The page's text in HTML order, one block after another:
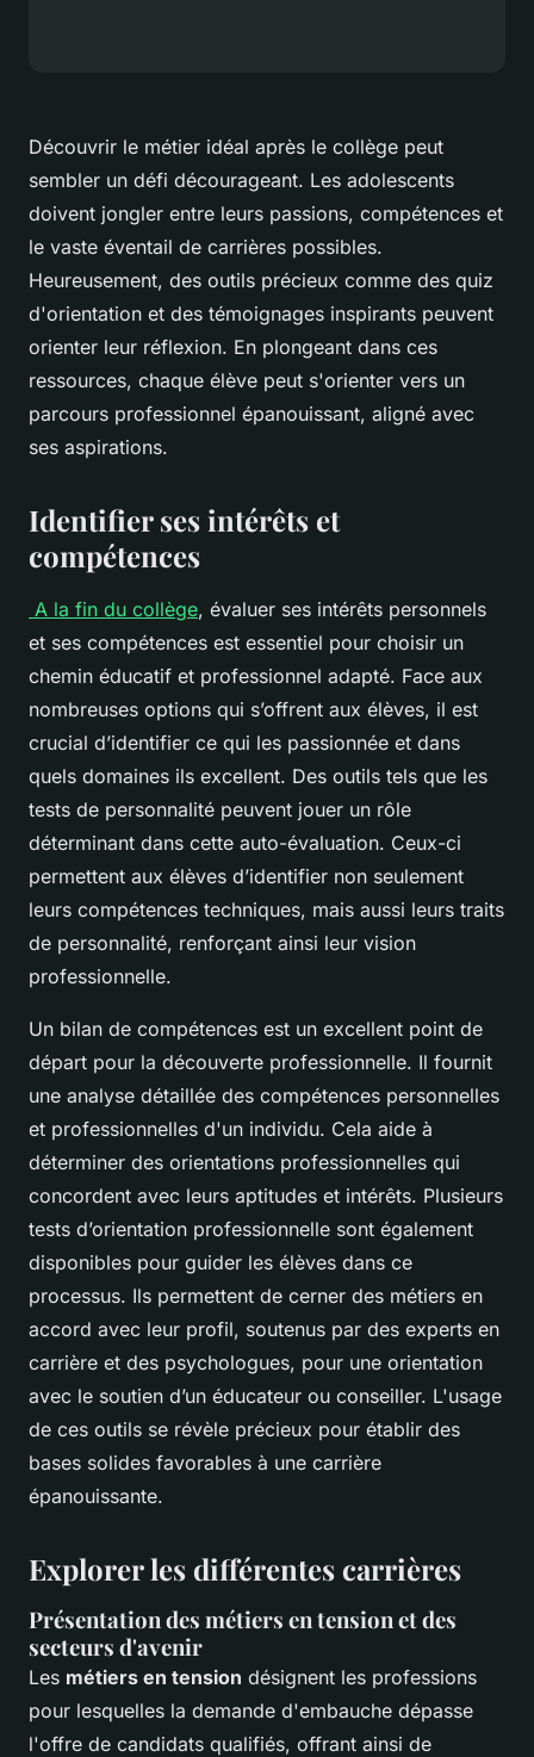
Découvrir le métier idéal après le collège peut
sembler un défi décourageant. Les adolescents
doivent jongler entre leurs passions, compétences et
le vaste éventail de carrières possibles.
Heureusement, des outils précieux comme des quiz
d'orientation et des témoignages inspirants peuvent
orienter leur réflexion. En plongeant dans ces
ressources, chaque élève peut s'orienter vers un
parcours professionnel épanouissant, aligné avec
ses aspirations.
Identifier ses intérêts et
compétences
A la fin du collège, évaluer ses intérêts personnels
et ses compétences est essentiel pour choisir un
chemin éducatif et professionnel adapté. Face aux
nombreuses options qui s’offrent aux élèves, il est
crucial d’identifier ce qui les passionnée et dans
quels domaines ils excellent. Des outils tels que les
tests de personnalité peuvent jouer un rôle
déterminant dans cette auto-évaluation. Ceux-ci
permettent aux élèves d’identifier non seulement
leurs compétences techniques, mais aussi leurs traits
de personnalité, renforçant ainsi leur vision
professionnelle.
Un bilan de compétences est un excellent point de
départ pour la découverte professionnelle. Il fournit
une analyse détaillée des compétences personnelles
et professionnelles d'un individu. Cela aide à
déterminer des orientations professionnelles qui
concordent avec leurs aptitudes et intérêts. Plusieurs
tests d’orientation professionnelle sont également
disponibles pour guider les élèves dans ce
processus. Ils permettent de cerner des métiers en
accord avec leur profil, soutenus par des experts en
carrière et des psychologues, pour une orientation
avec le soutien d’un éducateur ou conseiller. L'usage
de ces outils se révèle précieux pour établir des
bases solides favorables à une carrière
épanouissante.
Explorer les différentes carrières
Présentation des métiers en tension et des
secteurs d'avenir
Les métiers en tension désignent les professions
pour lesquelles la demande d'embauche dépasse
l'offre de candidats qualifiés, offrant ainsi de